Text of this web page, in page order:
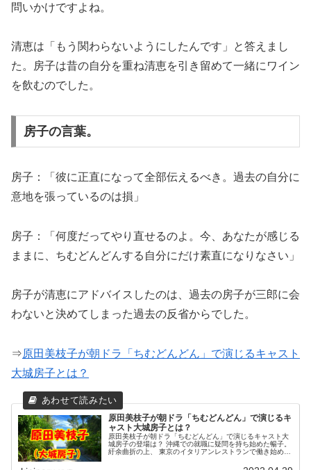
問いかけですよね。
清恵は「もう関わらないようにしたんです」と答えまし
た。房子は昔の自分を重ね清恵を引き留めて一緒にワイン
を飲むのでした。
房子の言葉。
房子：「彼に正直になって全部伝えるべき。過去の自分に
意地を張っているのは損」
房子：「何度だってやり直せるのよ。今、あなたが感じる
ままに、ちむどんどんする自分にだけ素直になりなさい」
房子が清恵にアドバイスしたのは、過去の房子が三郎に会
わないと決めてしまった過去の反省からでした。
⇒原田美枝子が朝ドラ「ちむどんどん」で演じるキャスト
大城房子とは？
原田美枝子が朝ドラ「ちむどんどん」で演じるキ
ャスト大城房子とは？
原田美枝子が朝ドラ「ちむどんどん」で演じるキャスト大
城房子の登場は？ 沖縄での就職に疑問を持ち始めた暢子。
紆余曲折の上、 東京のイタリアンレストランで働き始めま